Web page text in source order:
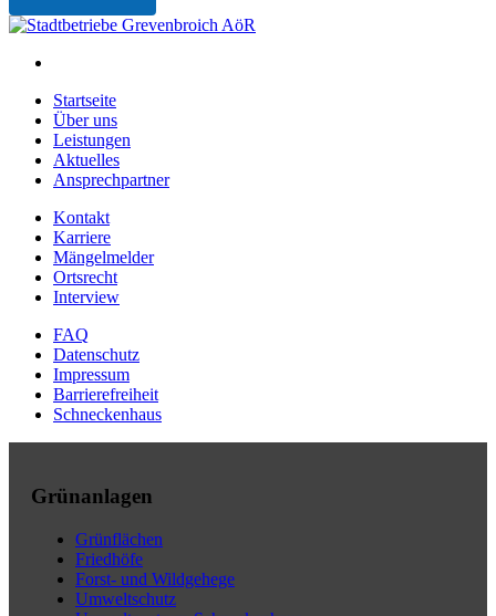
Hauptnavigation
Startseite
Über uns
Leistungen
Aktuelles
Ansprechpartner
Zusätzliche Links
Kontakt
Karriere(öffnet in neuem Fenster)
Mängelmelder(öffnet in neuem Fenster)
Ortsrecht
Interview
Rechtliche Links
FAQ
Datenschutz
Impressum
Barrierefreiheit
Schneckenhaus
Grünanlagen
Grünflächen
Friedhöfe
Forst- und Wildgehege
Umweltschutz